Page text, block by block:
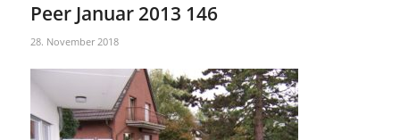
Peer Januar 2013 146
28. November 2018